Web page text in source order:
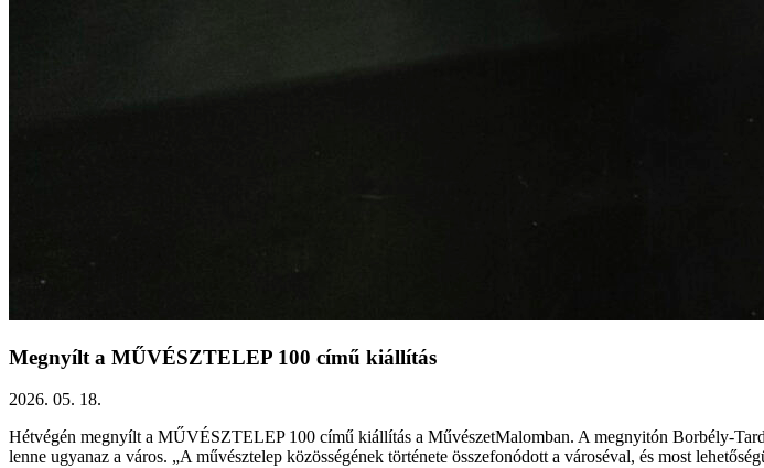
Megnyílt a MŰVÉSZTELEP 100 című kiállítás
2026. 05. 18.
Hétvégén megnyílt a MŰVÉSZTELEP 100 című kiállítás a MűvészetMalomban. A megnyitón Borbély-
lenne ugyanaz a város. „A művésztelep közösségének története összefonódott a városéval, és most